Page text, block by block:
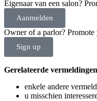
Eigenaar van een salon?
Aanmelden
Owner of a parlor? Promote
Sign up
Gerelateerde vermeldingen
enkele andere
u misschien